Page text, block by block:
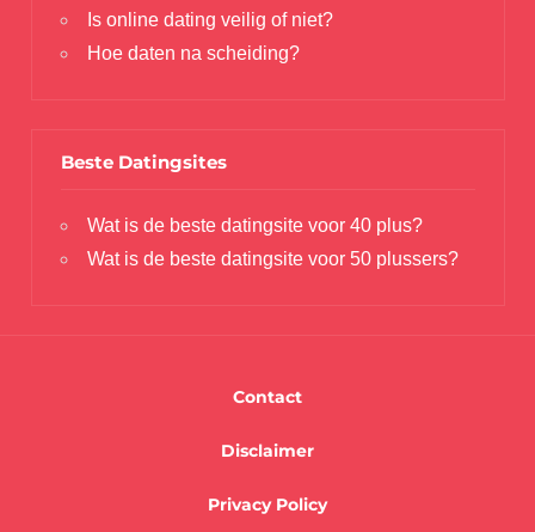
Is online dating veilig of niet?
Hoe daten na scheiding?
Beste Datingsites
Wat is de beste datingsite voor 40 plus?
Wat is de beste datingsite voor 50 plussers?
Contact
Disclaimer
Privacy Policy